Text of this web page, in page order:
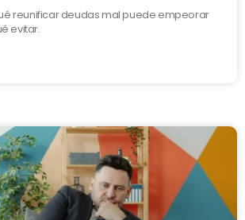
reunificar deudas mal puede empeorar
evitar.